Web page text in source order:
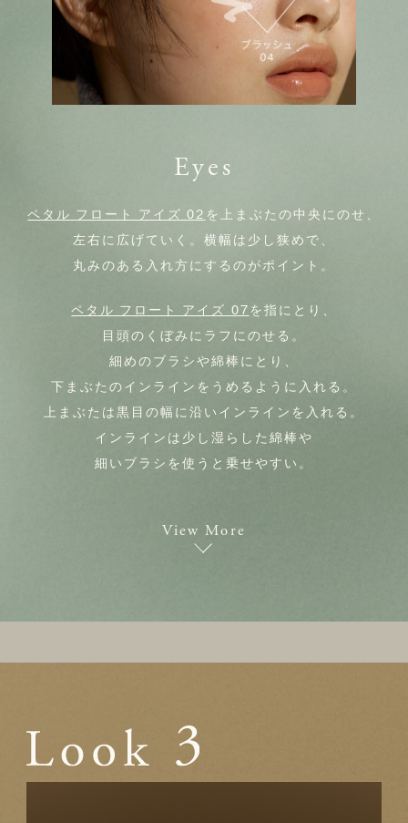
Eyes
ペタル フロート アイズ 02 を上まぶたの中央にのせ、
左右に広げていく。横幅は少し狭めで、
丸みのある入れ方にするのがポイント。
ペタル フロート アイズ 07 を指にとり、
目頭のくぼみにラフにのせる。
細めのブラシや綿棒にとり、
下まぶたのインラインをうめるように入れる。
上まぶたは黒目の幅に沿いインラインを入れる。
インラインは少し湿らした綿棒や
細いブラシを使うと乗せやすい。
View More